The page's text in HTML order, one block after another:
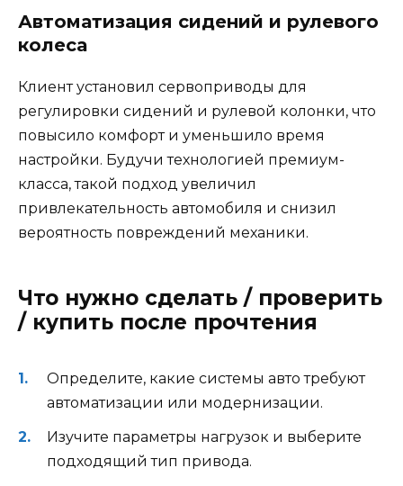
Автоматизация сидений и рулевого
колеса
Клиент установил сервоприводы для
регулировки сидений и рулевой колонки, что
повысило комфорт и уменьшило время
настройки. Будучи технологией премиум-
класса, такой подход увеличил
привлекательность автомобиля и снизил
вероятность повреждений механики.
Что нужно сделать / проверить
/ купить после прочтения
Определите, какие системы авто требуют
автоматизации или модернизации.
Изучите параметры нагрузок и выберите
подходящий тип привода.